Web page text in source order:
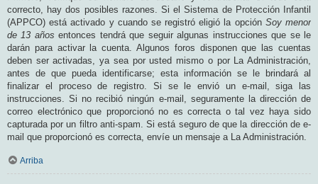
correcto, hay dos posibles razones. Si el Sistema de Protección Infantil
(APPCO) está activado y cuando se registró eligió la opción Soy menor
de 13 años entonces tendrá que seguir algunas instrucciones que se le
darán para activar la cuenta. Algunos foros disponen que las cuentas
deben ser activadas, ya sea por usted mismo o por La Administración,
antes de que pueda identificarse; esta información se le brindará al
finalizar el proceso de registro. Si se le envió un e-mail, siga las
instrucciones. Si no recibió ningún e-mail, seguramente la dirección de
correo electrónico que proporcionó no es correcta o tal vez haya sido
capturada por un filtro anti-spam. Si está seguro de que la dirección de e-
mail que proporcionó es correcta, envíe un mensaje a La Administración.
Arriba